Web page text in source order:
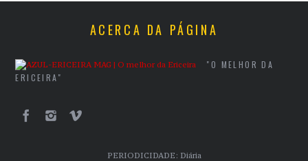
ACERCA DA PÁGINA
"O MELHOR DA
ERICEIRA"
PERIODICIDADE: Diária